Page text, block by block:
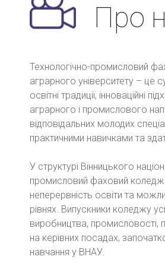
Про
Технологічно-промисловий
аграрного університету – це
освітні традиції, інноваційні
аграрного і промислового
відповідальних молодих
практичними навичками та
У структурі Вінницького
промисловий фаховий
неперервність освіти та
рівнях. Випускники коледжу
виробництва, промисловості,
на керівних посадах,
навчання у ВНАУ.